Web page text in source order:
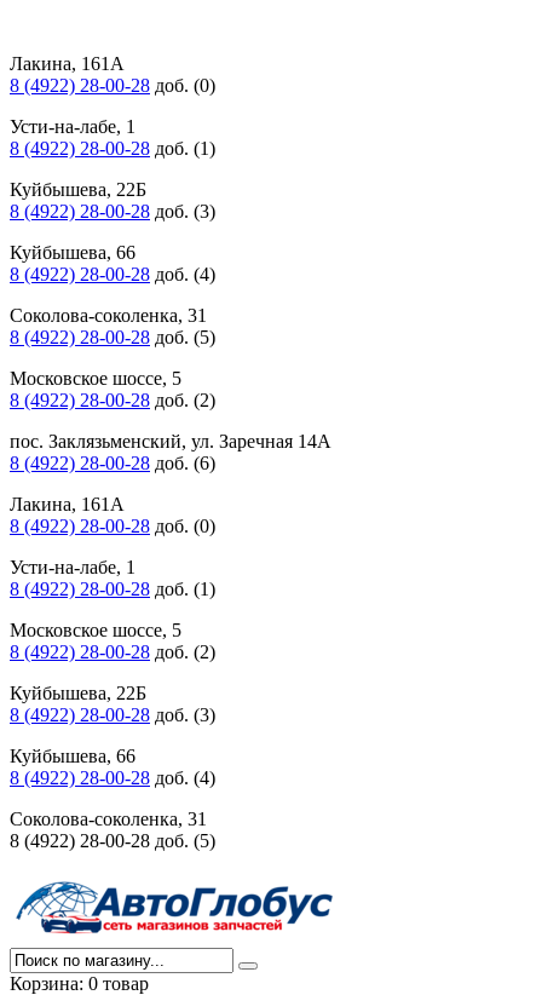
Лакина, 161А
8 (4922) 28-00-28 доб. (0)
Усти-на-лабе, 1
8 (4922) 28-00-28 доб. (1)
Куйбышева, 22Б
8 (4922) 28-00-28 доб. (3)
Куйбышева, 66
8 (4922) 28-00-28 доб. (4)
Соколова-соколенка, 31
8 (4922) 28-00-28 доб. (5)
Московское шоссе, 5
8 (4922) 28-00-28 доб. (2)
пос. Заклязьменский, ул. Заречная 14А
8 (4922) 28-00-28 доб. (6)
Лакина, 161А
8 (4922) 28-00-28 доб. (0)
Усти-на-лабе, 1
8 (4922) 28-00-28 доб. (1)
Московское шоссе, 5
8 (4922) 28-00-28 доб. (2)
Куйбышева, 22Б
8 (4922) 28-00-28 доб. (3)
Куйбышева, 66
8 (4922) 28-00-28 доб. (4)
Соколова-соколенка, 31
8 (4922) 28-00-28 доб. (5)
Корзина: 0 товар